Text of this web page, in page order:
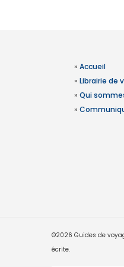
» Accueil
» Librairie de
» Qui
»
©2026 Guides de
écrite.